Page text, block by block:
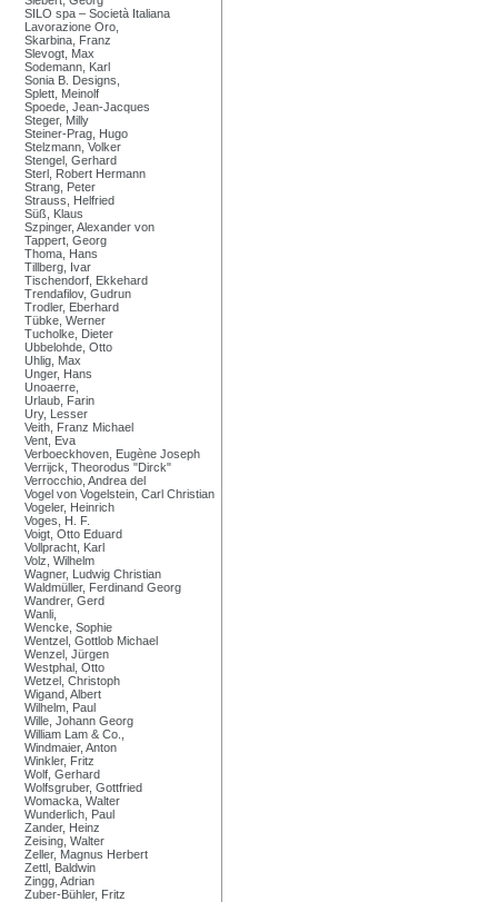
SILO spa – Società Italiana
Lavorazione Oro,
Skarbina, Franz
Slevogt, Max
Sodemann, Karl
Sonia B. Designs,
Splett, Meinolf
Spoede, Jean-Jacques
Steger, Milly
Steiner-Prag, Hugo
Stelzmann, Volker
Stengel, Gerhard
Sterl, Robert Hermann
Strang, Peter
Strauss, Helfried
Süß, Klaus
Szpinger, Alexander von
Tappert, Georg
Thoma, Hans
Tillberg, Ivar
Tischendorf, Ekkehard
Trendafilov, Gudrun
Trodler, Eberhard
Tübke, Werner
Tucholke, Dieter
Ubbelohde, Otto
Uhlig, Max
Unger, Hans
Unoaerre,
Urlaub, Farin
Ury, Lesser
Veith, Franz Michael
Vent, Eva
Verboeckhoven, Eugène Joseph
Verrijck, Theorodus "Dirck"
Verrocchio, Andrea del
Vogel von Vogelstein, Carl Christian
Vogeler, Heinrich
Voges, H. F.
Voigt, Otto Eduard
Vollpracht, Karl
Volz, Wilhelm
Wagner, Ludwig Christian
Waldmüller, Ferdinand Georg
Wandrer, Gerd
Wanli,
Wencke, Sophie
Wentzel, Gottlob Michael
Wenzel, Jürgen
Westphal, Otto
Wetzel, Christoph
Wigand, Albert
Wilhelm, Paul
Wille, Johann Georg
William Lam & Co.,
Windmaier, Anton
Winkler, Fritz
Wolf, Gerhard
Wolfsgruber, Gottfried
Womacka, Walter
Wunderlich, Paul
Zander, Heinz
Zeising, Walter
Zeller, Magnus Herbert
Zettl, Baldwin
Zingg, Adrian
Zuber-Bühler, Fritz